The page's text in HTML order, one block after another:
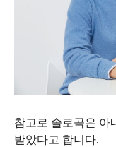
참고로 솔로곡은 아
받았다고 합니다.